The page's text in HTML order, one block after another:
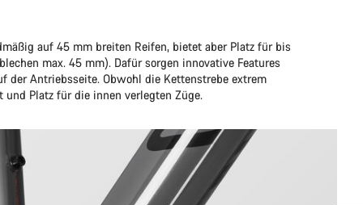
auf 45 mm breiten Reifen, bietet aber Platz für bis
max. 45 mm). Dafür sorgen innovative Features
der Antriebsseite. Obwohl die Kettenstrebe extrem
Platz für die innen verlegten Züge.